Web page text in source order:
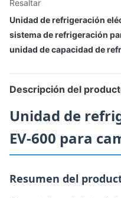
Resaltar
Unidad de refrigeración
sistema de refrigeración
unidad de capacidad de
Descripción del
Unidad de
EV-600 para
Resumen del